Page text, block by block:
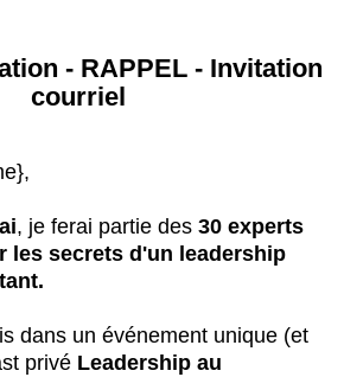
- RAPPEL - Invitation
courriel
, je ferai partie des 30 experts
les secrets d'un leadership
dans un événement unique (et
privé Leadership au